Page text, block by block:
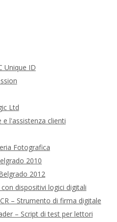
Unique ID
Ltd
l'assistenza clienti
Fotografica
2010
2012
dispositivi logici digitali
– Strumento di firma digitale
– Script di test per lettori